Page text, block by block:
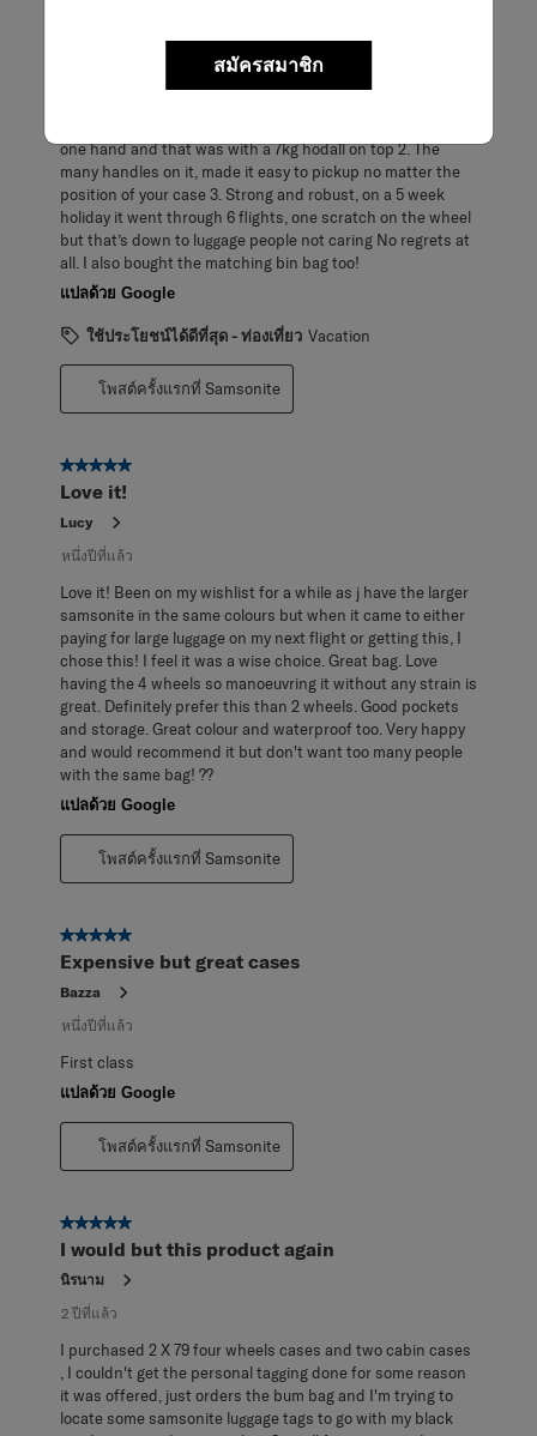
สมัครสมาชิก
one hand and that was with a 7kg hodall on top 2. The
many handles on it, made it easy to pickup no matter the
position of your case 3. Strong and robust, on a 5 week
holiday it went through 6 flights, one scratch on the wheel
but that’s down to luggage people not caring No regrets at
all. I also bought the matching bin bag too!
แปลด้วย Google
ใช้ประโยชน์ได้ดีที่สุด - ท่องเที่ยว Vacation
โพสต์ครั้งแรกที่ Samsonite
5 จาก 5 ดาว
Love it!
Lucy
หนึ่งปีที่แล้ว
Love it! Been on my wishlist for a while as j have the larger
samsonite in the same colours but when it came to either
paying for large luggage on my next flight or getting this, I
chose this! I feel it was a wise choice. Great bag. Love
having the 4 wheels so manoeuvring it without any strain is
great. Definitely prefer this than 2 wheels. Good pockets
and storage. Great colour and waterproof too. Very happy
and would recommend it but don't want too many people
with the same bag! ??
แปลด้วย Google
โพสต์ครั้งแรกที่ Samsonite
5 จาก 5 ดาว
Expensive but great cases
Bazza
หนึ่งปีที่แล้ว
First class
แปลด้วย Google
โพสต์ครั้งแรกที่ Samsonite
5 จาก 5 ดาว
I would but this product again
นิรนาม
2 ปีที่แล้ว
I purchased 2 X 79 four wheels cases and two cabin cases
, I couldn't get the personal tagging done for some reason
it was offered, just orders the bum bag and I'm trying to
locate some samsonite luggage tags to go with my black